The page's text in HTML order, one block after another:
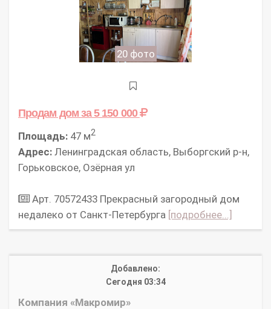
20 фото
Продам домза 5 150 000
Площадь: 47 м2
Адрес: Ленинградская область, Выборгский р-н,
Горьковское, Озёрная ул
Арт. 70572433 Прекрасный загородный дом
недалеко от Санкт-Петербурга [подробнее...]
Добавлено:
Сегодня 03:34
Компания «Макромир»